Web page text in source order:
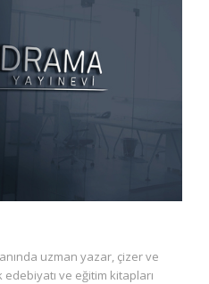
uzman yazar, çizer ve
ve eğitim kitapları